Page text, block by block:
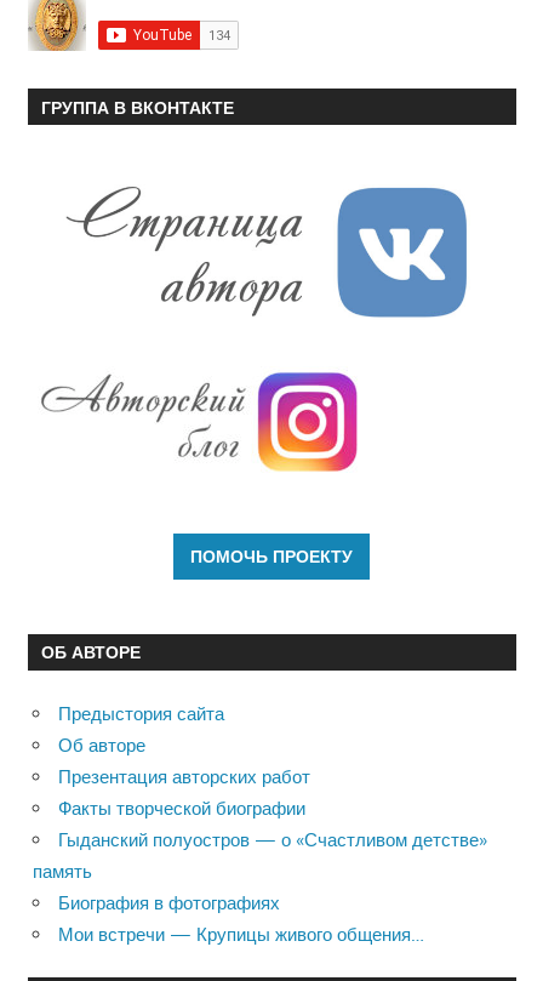
ГРУППА В ВКОНТАКТЕ
ОБ АВТОРЕ
Предыстория сайта
Об авторе
Презентация авторских работ
Факты творческой биографии
Гыданский полуостров — о «Счастливом детстве»
память
Биография в фотографиях
Мои встречи — Крупицы живого общения…